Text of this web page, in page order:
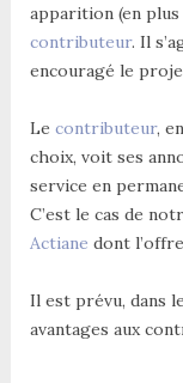
apparition (en
contributeur. Il
encouragé le
Le contributeur,
choix, voit ses
service en
C’est le cas de
Actiane dont
Il est prévu, dans
avantages aux